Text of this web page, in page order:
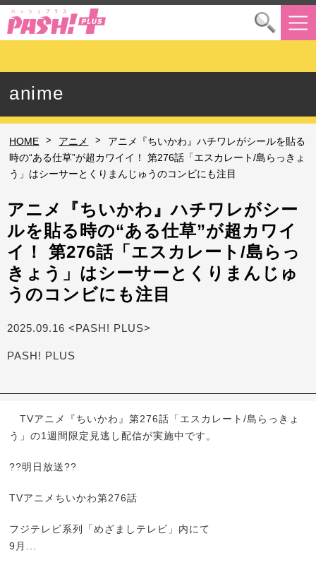
anime
HOME > アニメ >
アニメ『ちいかわ』ハチワレがシールを貼る
時の“ある仕草”が超カワイイ！ 第276話「エスカレート/島らっきょ
う」はシーサーとくりまんじゅうのコンビにも注目
アニメ『ちいかわ』ハチワレがシー
ルを貼る時の“ある仕草”が超カワイ
イ！ 第276話「エスカレート/島らっ
きょう」はシーサーとくりまんじゅ
うのコンビにも注目
2025.09.16 <PASH! PLUS>
PASH! PLUS
TVアニメ『ちいかわ』第276話「エスカレート/島らっきょ
う」の1週間限定見逃し配信が実施中です。
??明日放送??
TVアニメちいかわ第276話
フジテレビ系列「めざましテレビ」内にて
9月...